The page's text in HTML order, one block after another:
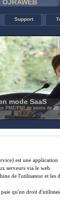
est une
serveurs via le web.
de l'utilisateur et les
qu'un droit
OJRAWEB
mode SaaS
PME/PMI de moins de
Support